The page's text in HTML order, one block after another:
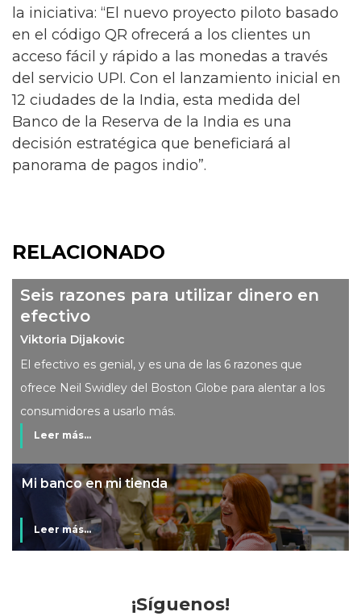
la iniciativa: “El nuevo proyecto piloto basado
en el código QR ofrecerá a los clientes un
acceso fácil y rápido a las monedas a través
del servicio UPI. Con el lanzamiento inicial en
12 ciudades de la India, esta medida del
Banco de la Reserva de la India es una
decisión estratégica que beneficiará al
panorama de pagos indio”.
RELACIONADO
Seis razones para utilizar dinero en
efectivo
Viktoria Dijakovic
El efectivo es genial, y es una de las 6 razones que
ofrece Neil Swidley del Boston Globe para alentar a los
consumidores a usarlo más.
Leer más...
Mi banco en mi tienda
Leer más...
¡Síguenos!